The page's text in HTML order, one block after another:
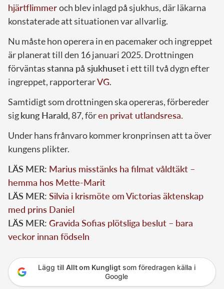
hjärtflimmeroch blev inlagd på sjukhus, där läkarna
konstaterade att situationen var allvarlig.
Nu måste hon operera in en pacemaker och ingreppet
är planerat till den 16 januari 2025. Drottningen
förväntasstanna på sjukhuseti ett till två dygn efter
ingreppet, rapporterarVG.
Samtidigt som drottningen ska opereras, förbereder
sigkung Harald, 87, fören privat utlandsresa.
Under hans frånvaro kommer kronprinsen att ta över
kungens plikter.
LÄS MER: Marius misstänks ha filmat våldtäkt –
hemma hos Mette-Marit
LÄS MER: Silvia i krismöte om Victorias äktenskap
med prins Daniel
LÄS MER: Gravida Sofias plötsliga beslut – bara
veckor innan födseln
Lägg till Allt om Kungligtsom föredragen källa i
Google